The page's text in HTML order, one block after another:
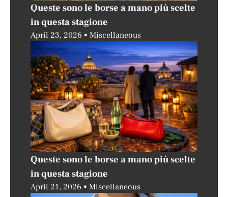
Queste sono le borse a mano più scelte
in questa stagione
April 23, 2026 Miscellaneous
Queste sono le borse a mano più scelte
in questa stagione
April 21, 2026 Miscellaneous